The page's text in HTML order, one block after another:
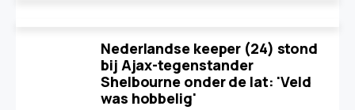
Nederlandse keeper (24) stond
bij Ajax-tegenstander
Shelbourne onder de lat: 'Veld
was hobbelig'